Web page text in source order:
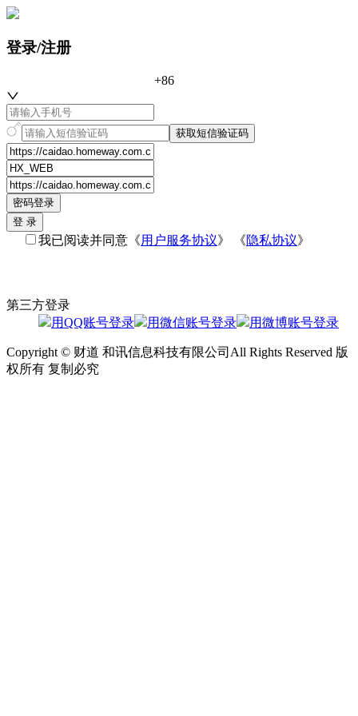
登录/注册
+86
获取短信验证码
密码登录
登 录
我已阅读并同意 《用户服务协议》 《隐私协议》
第三方登录
用QQ账号登录
用微信账号登录 用微博账号登录
Copyright © 财道 和讯信息科技有限公司All Rights Reserved 版
权所有 复制必究